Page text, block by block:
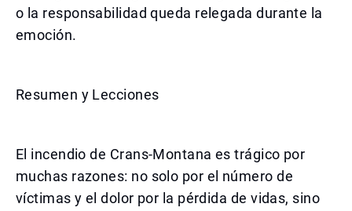
o la responsabilidad queda relegada durante la
emoción.
Resumen y Lecciones
El incendio de Crans-Montana es trágico por
muchas razones: no solo por el número de
víctimas y el dolor por la pérdida de vidas, sino